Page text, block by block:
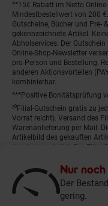
Nur
Der
gering.
**15€ Rabatt im Netto
Mindestbestellwert von 200
Gutscheine, Bücher und
gekennzeichnete Artikel.
Abholservices. Der
Online-Shop-Newsletter
pro Person und Bestellung.
anderen Aktionsvorteilen
kombinierbar.
***Positive Bonitätsprüfung
²⁰Filial-Gutschein gratis zu
Vorrat reicht). Versand des
Warenanlieferung per Mail.
Artikelbild des gekauften
Art nicht gestattet. Der
einlösbar. Nicht mit anderen
Shop-Aktionen)
Gutscheins ist darauf